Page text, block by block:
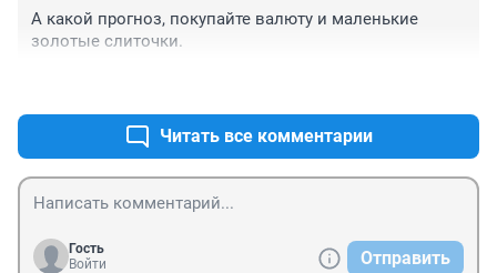
А какой прогноз, покупайте валюту и маленькие
золотые слиточки.
Читать все комментарии
Гость
Войти
Отправить